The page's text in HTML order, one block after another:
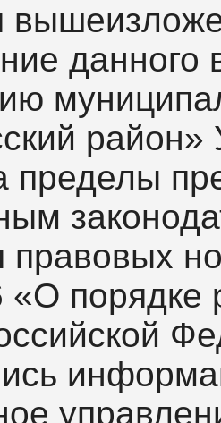
данного
район»
пределы
правовых
«О порядке